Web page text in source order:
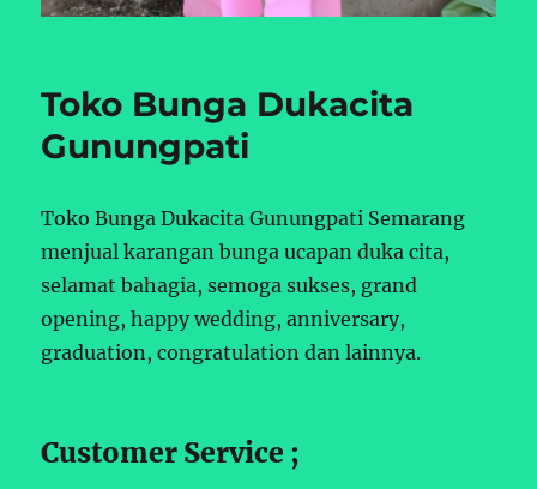
Toko Bunga Dukacita
Gunungpati
Toko Bunga Dukacita Gunungpati Semarang
menjual karangan bunga ucapan duka cita,
selamat bahagia, semoga sukses, grand
opening, happy wedding, anniversary,
graduation, congratulation dan lainnya.
Customer Service ;